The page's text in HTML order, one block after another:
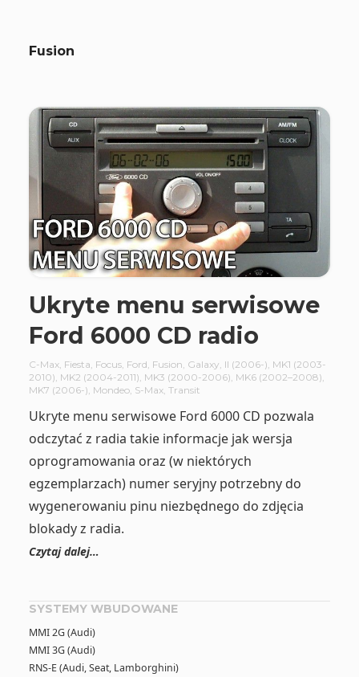
Fusion
Ukryte menu serwisowe
Ford 6000 CD radio
C-Max, Fiesta Focus, Ford Fusion Galaxy II (2006-) MK1 (2003-
2010) MK2 (2004-2011) MK3 (2000-2006) MK6 (2002–2008)
MK7 (2006-) Mondeo, S-Max, Transit
Ukryte menu serwisowe Ford 6000 CD pozwala
odczytać z radia takie informacje jak wersja
oprogramowania oraz (w niektórych
egzemplarzach) numer seryjny potrzebny do
wygenerowaniu pinu niezbędnego do zdjęcia
blokady z radia.
Czytaj dalej…
SYSTEMY WBUDOWANE
MMI 2G (Audi)
MMI 3G (Audi)
RNS-E (Audi, Seat, Lamborghini)